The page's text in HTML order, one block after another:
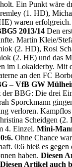
Ein Punkt wäre
(1. HD),
waren erfolgreich.
Den
Martin Kleie/
(2. HD), Rosi
(2. HE) und das
im Lokalderby. Mit
an den FC
– VfB GW
BBG: Die drei
Sporckmann
verloren. Kampflos
Scheidgen (2.
4. Einzel. Mini-
Ohne Chance
0:6 hieß es
haben. Diesen
Diesen Artikel auch